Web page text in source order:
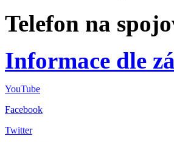
Telefon na
Informace dle
YouTube
Facebook
Twitter